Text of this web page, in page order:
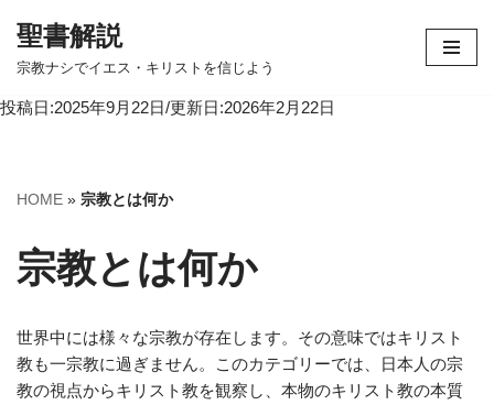
コ
テ
へ
キ
ッ
聖書解説
宗教ナシでイエス・キリストを信じよう
投稿日:2025年9月22日/更新日:2026年2月22日
HOME » 宗教とは何か
宗教とは何か
世界中には様々な宗教が存在します。その意味ではキリスト
教も一宗教に過ぎません。このカテゴリーでは、日本人の宗
教の視点からキリスト教を観察し、本物のキリスト教の本質